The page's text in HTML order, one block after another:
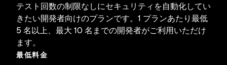
テスト回数の制限なしにセキュリティを自動化してい
きたい開発者向けのプランです。1 プランあたり最低
5 名以上、最大 10 名までの開発者がご利用いただけ
ます。
最低料金